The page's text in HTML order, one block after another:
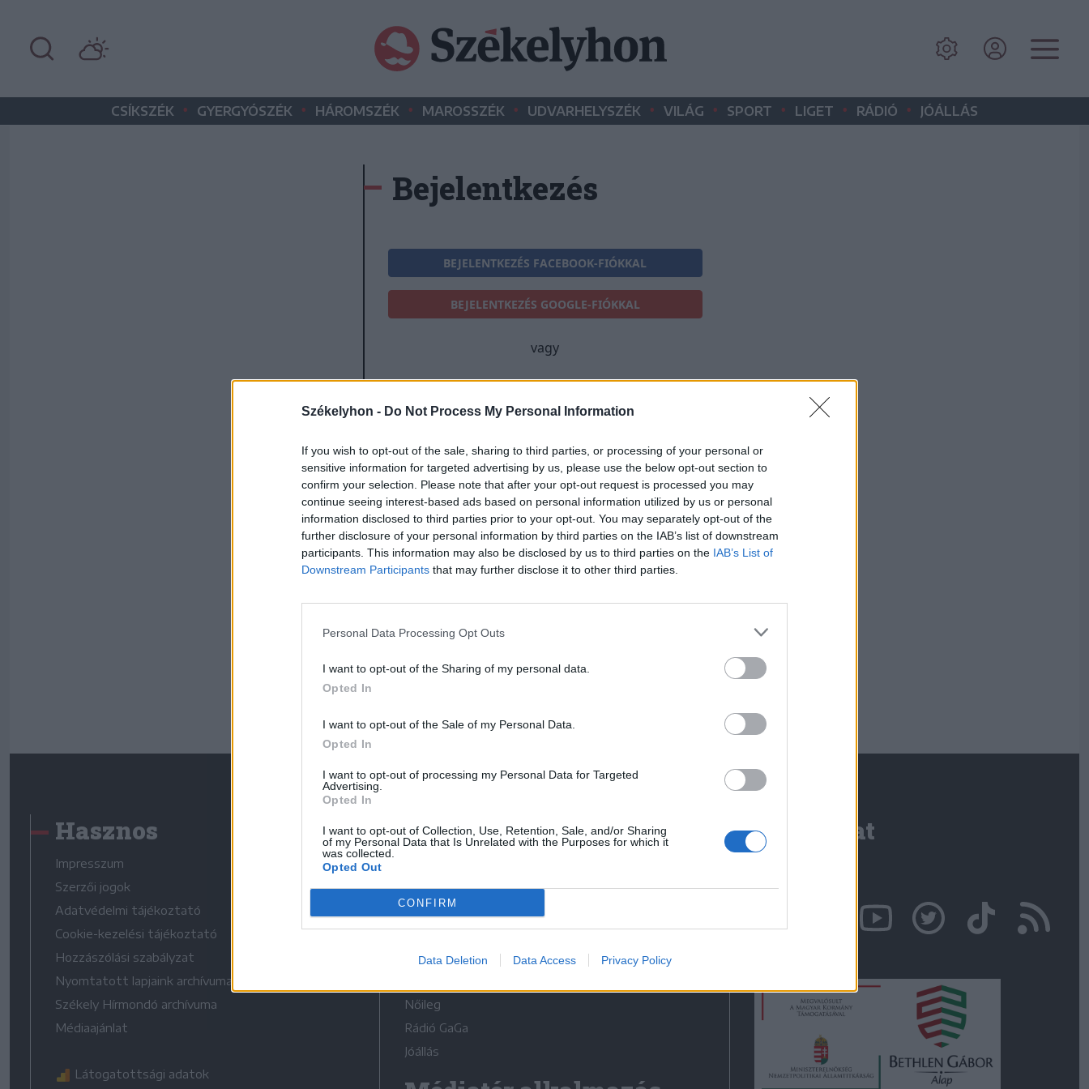
Székelyhon - Do Not Process My Personal Information
If you wish to opt-out of the sale, sharing to third parties, or processing of your personal or
sensitive information for targeted advertising by us, please use the below opt-out section to
confirm your selection. Please note that after your opt-out request is processed you may
continue seeing interest-based ads based on personal information utilized by us or personal
information disclosed to third parties prior to your opt-out. You may separately opt-out of the
further disclosure of your personal information by third parties on the IAB’s list of downstream
participants. This information may also be disclosed by us to third parties on the IAB’s List of
Downstream Participants that may further disclose it to other third parties.
Personal Data Processing Opt Outs
I want to opt-out of the Sharing of my personal data.
Opted In
I want to opt-out of the Sale of my Personal Data.
Opted In
I want to opt-out of processing my Personal Data for Targeted
Advertising.
Opted In
I want to opt-out of Collection, Use, Retention, Sale, and/or Sharing
of my Personal Data that Is Unrelated with the Purposes for which it
was collected.
Opted Out
CONFIRM
Data Deletion Data Access Privacy Policy
CSÍKSZÉK • GYERGYÓSZÉK • HÁROMSZÉK • MAROSSZÉK • UDVARHELYSZÉK • VILÁG • SPORT • LIGET • RÁDIÓ • JÓÁLLÁS
Bejelentkezés
BEJELENTKEZÉS FACEBOOK-FIÓKKAL
BEJELENTKEZÉS GOOGLE-FIÓKKAL
vagy
E-mail-cím
Jelszó
Elfelejtette a jelszavát?
BEJELENTKEZÉS
Hasznos
Impresszum
Szerzői jogok
Adatvédelmi tájékoztató
Cookie-kezelési tájékoztató
Hozzászólási szabályzat
Nyomtatott lapjaink archívuma
Székely Hírmondó archívuma
Médiaajánlat
Látogatottsági adatok
Médiatér
Liget
Krónika
Bihari Napló
Erdélyi Napló
Nőileg
Rádió GaGa
Jóállás
Kapcsolat